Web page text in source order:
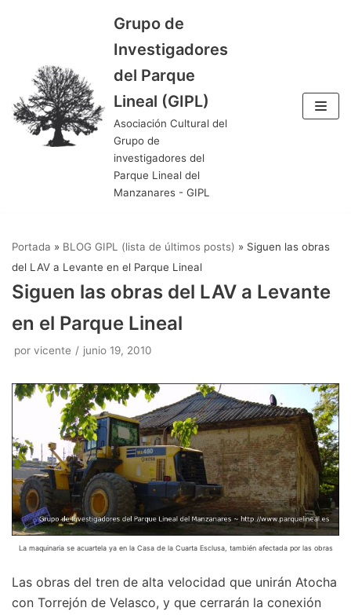
contenido
Grupo de
Investigadores
del Parque
Lineal (GIPL)
Asociación Cultural del
Grupo de
investigadores del
Parque Lineal del
Manzanares - GIPL
Portada » BLOG GIPL (lista de últimos posts) » Siguen las obras
del LAV a Levante en el Parque Lineal
Siguen las obras del LAV a Levante
en el Parque Lineal
por vicente junio 19, 2010
La maquinaria se acuartela ya en la Casa de la Cuarta Esclusa, también afectada por las obras
Las obras del tren de alta velocidad que unirán Atocha
con Torrejón de Velasco, y que cerrarán la conexión